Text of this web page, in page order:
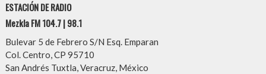
ESTACIÓN DE RADIO
Mezkla FM 104.7 | 98.1
Bulevar 5 de Febrero S/N Esq. Emparan
Col. Centro, CP 95710
San Andrés Tuxtla, Veracruz, México